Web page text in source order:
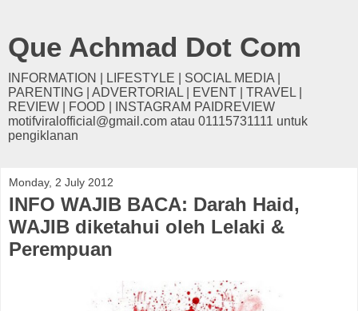
Que Achmad Dot Com
INFORMATION | LIFESTYLE | SOCIAL MEDIA |
PARENTING | ADVERTORIAL | EVENT | TRAVEL |
REVIEW | FOOD | INSTAGRAM PAIDREVIEW
motifviralofficial@gmail.com atau 01115731111 untuk
pengiklanan
Monday, 2 July 2012
INFO WAJIB BACA: Darah Haid,
WAJIB diketahui oleh Lelaki &
Perempuan